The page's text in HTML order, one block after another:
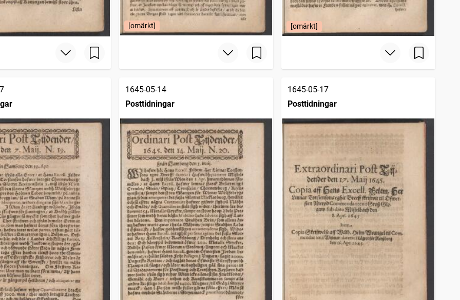
[omärkt] [omärkt]
1645-05-14
Posttidningar
1645-05-17
Posttidningar